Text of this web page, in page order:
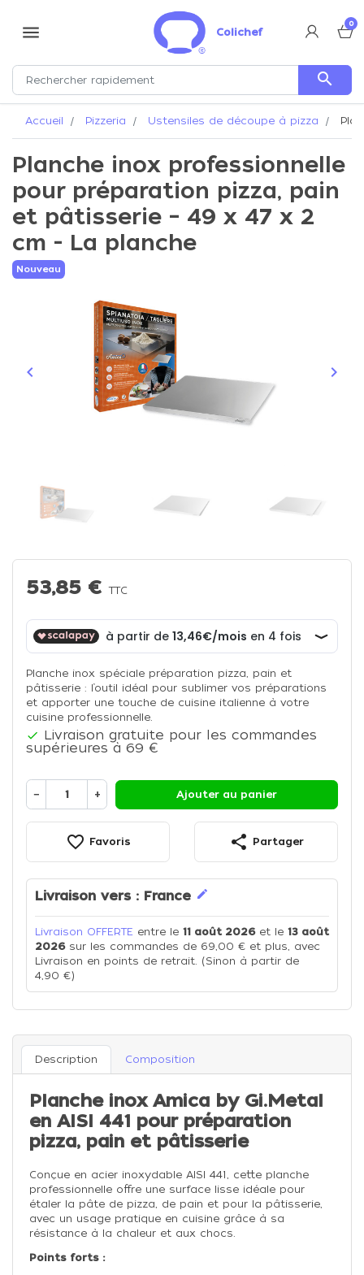
menu Colichef
0
search
Accueil Pizzeria Ustensiles de découpe à pizza
Planche inox professionnelle
pour préparation pizza, pain
et pâtisserie – 49 x 47 x 2
cm - La planche
Nouveau
Précédent
keyboard_arrow_left keyboard_arrow_right
53,85 €TTC
Planche inox spéciale préparation pizza, pain et
pâtisserie : l’outil idéal pour sublimer vos préparations
et apporter une touche de cuisine italienne à votre
cuisine professionnelle.
 Livraison gratuite pour les commandes
supérieures à 69 €
− + Ajouter au panier
favorite_border Favoris share Partager
Livraison vers : France edit
Livraison OFFERTE entre le 11 août 2026et le 13 août
2026sur les commandes de 69,00 € et plus, avec
Livraison en points de retrait. (Sinon à partir de
4,90 €)
Description Composition
Planche inox Amica by Gi.Metal
en AISI 441 pour préparation
pizza, pain et pâtisserie
Conçue en acier inoxydable AISI 441, cette planche
professionnelle offre une surface lisse idéale pour
étaler la pâte de pizza, de pain et pour la pâtisserie,
avec un usage pratique en cuisine grâce à sa
résistance à la chaleur et aux chocs.
Points forts :